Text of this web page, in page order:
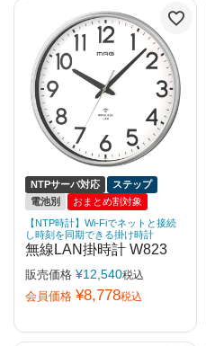
NTPサーバ対応
ステップ
電池別
おまとめ割対象
【NTP時計】Wi-Fiでネットと接続
し時刻を同期できる掛け時計
無線LAN掛時計 W823
販売価格 ¥12,540税込
会員価格 ¥8,778税込